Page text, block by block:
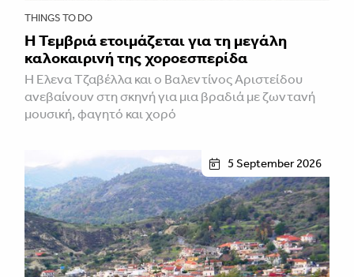
THINGS TO DO
Η Τεμβριά ετοιμάζεται για τη μεγάλη
καλοκαιρινή της χοροεσπερίδα
Η Έλενα Τζαβέλλα και ο Βαλεντίνος Αριστείδου
ανεβαίνουν στη σκηνή για μια βραδιά με ζωντανή
μουσική, φαγητό και χορό
5 September 2026